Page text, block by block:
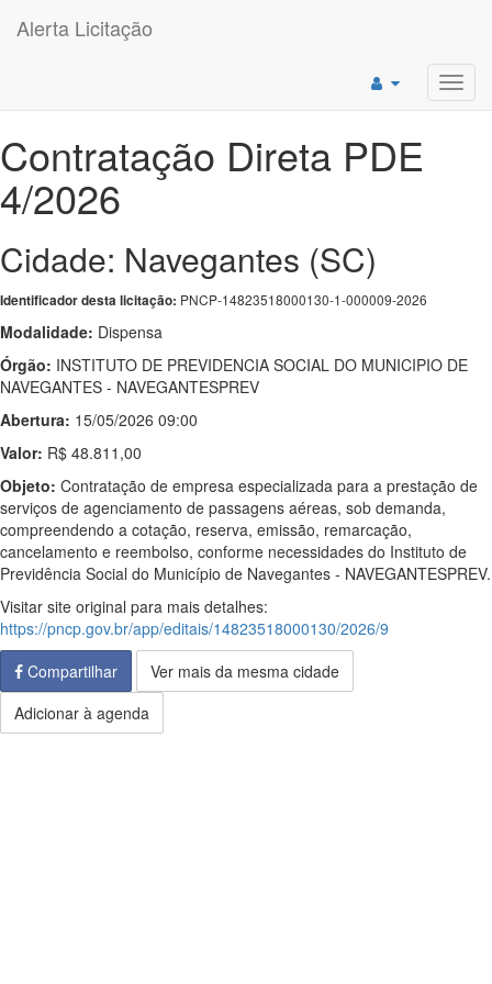
Alerta Licitação
Contratação Direta PDE
4/2026
Cidade: Navegantes (SC)
Identificador desta licitação: PNCP-14823518000130-1-000009-2026
Modalidade: Dispensa
Órgão: INSTITUTO DE PREVIDENCIA SOCIAL DO MUNICIPIO DE
NAVEGANTES - NAVEGANTESPREV
Abertura: 15/05/2026 09:00
Valor: R$ 48.811,00
Objeto: Contratação de empresa especializada para a prestação de
serviços de agenciamento de passagens aéreas, sob demanda,
compreendendo a cotação, reserva, emissão, remarcação,
cancelamento e reembolso, conforme necessidades do Instituto de
Previdência Social do Município de Navegantes - NAVEGANTESPREV.
Visitar site original para mais detalhes:
https://pncp.gov.br/app/editais/14823518000130/2026/9
Compartilhar
Ver mais da mesma cidade
Adicionar à agenda